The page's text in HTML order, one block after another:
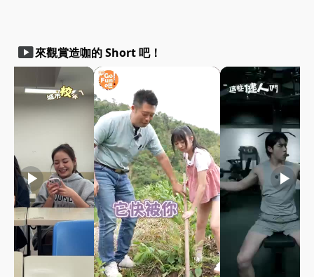
smart_display來觀賞造咖的 Short 吧！
play_arrow play_arrow play_arrow